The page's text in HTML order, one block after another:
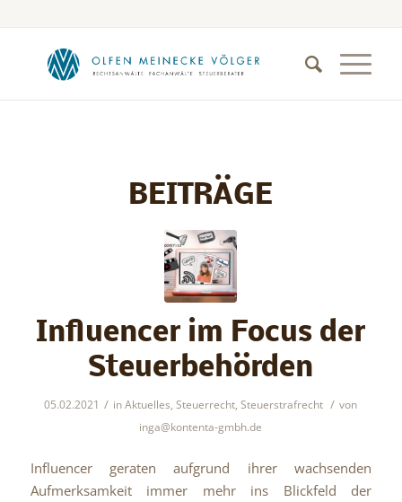
BEITRÄGE
Influencer im Focus der
Steuerbehörden
05.02.2021 / inAktuelles,Steuerrecht,Steuerstrafrecht / von
inga@kontenta-gmbh.de
Influencer geraten aufgrund ihrer wachsenden
Aufmerksamkeit immer mehr ins Blickfeld der